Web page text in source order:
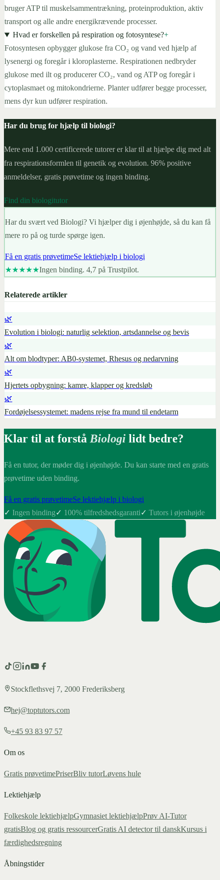
bruger ATP til muskelsammentrækning, proteinproduktion, aktiv
transport og alle andre energikrævende processer.
Hvad er forskellen på respiration og fotosyntese?+
Fotosyntesen opbygger glukose fra CO₂ og vand ved hjælp af
lysenergi og foregår i kloroplasterne. Respirationen nedbryder
glukose med ilt og producerer CO₂, vand og ATP og foregår i
cytoplasmaet og mitokondrierne. Planter udfører begge processer,
mens dyr kun udfører respiration.
Har du brug for hjælp til biologi?
Mere end 1.000 certificerede tutorer er klar til at hjælpe dig med alt
fra respirationsformlen til genetik og evolution. 96% positive
anmeldelser, gratis prøvetime og ingen binding.
Find din biologitutor
Har du svært ved Biologi? Vi hjælper dig i øjenhøjde, så du kan få
mere ro på og turde spørge igen.
Få en gratis prøvetimeSe lektiehjælp i biologi
★★★★★Ingen binding. 4,7 på Trustpilot.
Relaterede artikler
🌿
Evolution i biologi: naturlig selektion, artsdannelse og bevis
🌿
Alt om blodtyper: AB0-systemet, Rhesus og nedarvning
🌿
Hjertets opbygning: kamre, klapper og kredsløb
🌿
Fordøjelsessystemet: madens rejse fra mund til endetarm
Klar til at forstå Biologi lidt bedre?
Få en tutor, der møder dig i øjenhøjde. Du kan starte med en gratis
prøvetime uden binding.
Få en gratis prøvetimeSe lektiehjælp i biologi
✓ Ingen binding✓ 100% tilfredshedsgaranti✓ Tutors i øjenhøjde
Stockflethsvej 7, 2000 Frederiksberg
hej@toptutors.com
+45 93 83 97 57
Om os
Gratis prøvetimePriserBliv tutorLøvens hule
Lektiehjælp
Folkeskole lektiehjælpGymnasiet lektiehjælpPrøv AI-Tutor
gratisBlog og gratis ressourcerGratis AI detector til danskKursus i
færdighedsregning
Åbningstider